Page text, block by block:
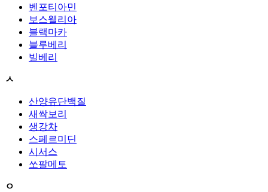
벤포티아민
보스웰리아
블랙마카
블루베리
빌베리
ㅅ
산양유단백질
새싹보리
생강차
스페르미딘
시서스
쏘팔메토
ㅇ